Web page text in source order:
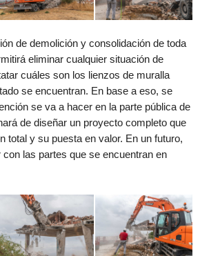
de demolición y consolidación de toda
eliminar cualquier situación de
cuáles son los lienzos de muralla
se encuentran. En base a eso, se
se va a hacer en la parte pública de
de diseñar un proyecto completo que
total y su puesta en valor. En un futuro,
las partes que se encuentran en